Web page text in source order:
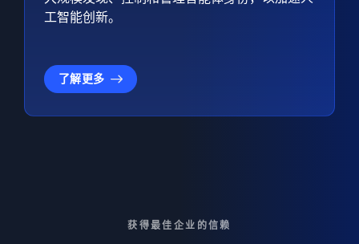
工智能创新。
了解更多
获得最佳企业的信赖